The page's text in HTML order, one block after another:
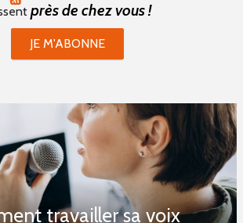
près de chez vous !
JE M'ABONNE
travailler sa voix